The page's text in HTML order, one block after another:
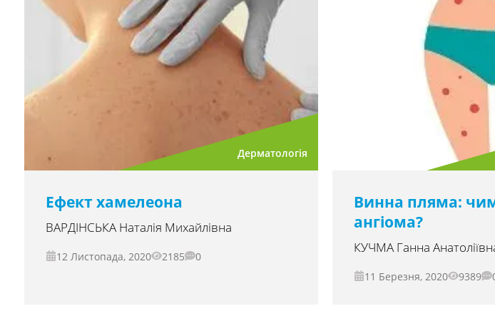
Дерматологія
Ефект хамелеона
ВАРДІНСЬКА Наталія Михайлівна
12 Листопада, 2020 2185 0
Винна пляма:
ангіома?
КУЧМА Ганна
11 Березня, 2020 9389